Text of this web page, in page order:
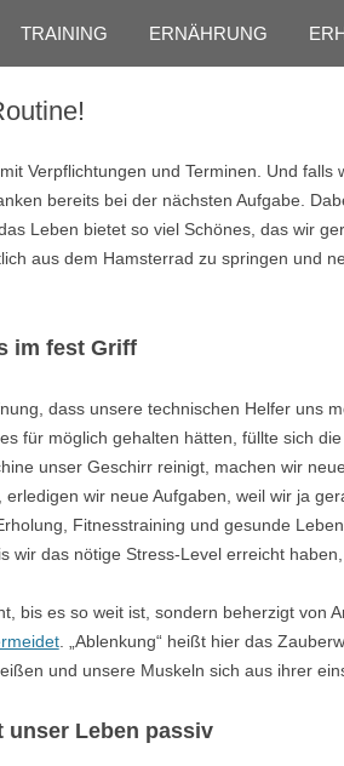
TRAINING ERNÄHRUNG
Verpflichtungen und Terminen. Und falls
bereits bei der nächsten Aufgabe.
Leben bietet so viel Schönes, das wir
aus dem Hamsterrad zu springen und
im fest Griff
dass unsere technischen Helfer uns
für möglich gehalten hätten, füllte sich
unser Geschirr reinigt, machen wir
erledigen wir neue Aufgaben, weil wir ja
Fitnesstraining und gesunde
wir das nötige Stress-Level erreicht
bis es so weit ist, sondern beherzigt von
. „Ablenkung“ heißt hier das
und unsere Muskeln sich aus ihrer
unser Leben passiv